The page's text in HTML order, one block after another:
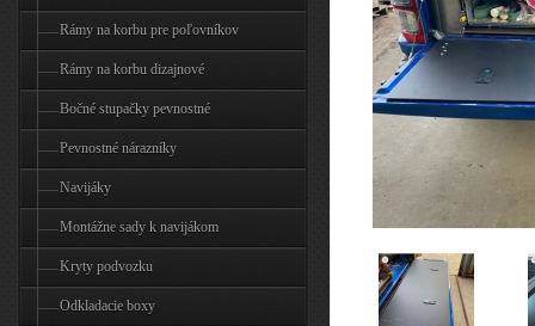
Rámy na korbu pre poľovníkov
Rámy na korbu dizajnové
Bočné stupačky pevnostné
Pevnostné nárazníky
Navijáky
Montážne sady k navijákom
Kryty podvozku
Odkladacie boxy